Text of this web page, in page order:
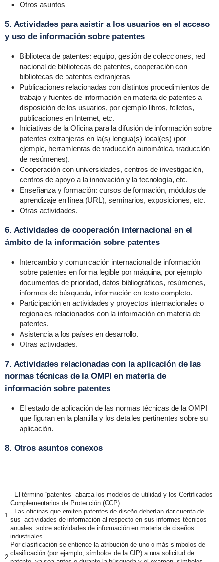
Otros asuntos.
5. Actividades para asistir a los usuarios en el acceso
y uso de información sobre patentes
Biblioteca de patentes: equipo, gestión de colecciones, red
nacional de bibliotecas de patentes, cooperación con
bibliotecas de patentes extranjeras.
Publicaciones relacionadas con distintos procedimientos de
trabajo y fuentes de información en materia de patentes a
disposición de los usuarios, por ejemplo libros, folletos,
publicaciones en Internet, etc.
Iniciativas de la Oficina para la difusión de información sobre
patentes extranjeras en la(s) lengua(s) local(es) (por
ejemplo, herramientas de traducción automática, traducción
de resúmenes).
Cooperación con universidades, centros de investigación,
centros de apoyo a la innovación y la tecnología, etc.
Enseñanza y formación: cursos de formación, módulos de
aprendizaje en línea (URL), seminarios, exposiciones, etc.
Otras actividades.
6. Actividades de cooperación internacional en el
ámbito de la información sobre patentes
Intercambio y comunicación internacional de información
sobre patentes en forma legible por máquina, por ejemplo
documentos de prioridad, datos bibliográficos, resúmenes,
informes de búsqueda, información en texto completo.
Participación en actividades y proyectos internacionales o
regionales relacionados con la información en materia de
patentes.
Asistencia a los países en desarrollo.
Otras actividades.
7. Actividades relacionadas con la aplicación de las
normas técnicas de la OMPI en materia de
información sobre patentes
El estado de aplicación de las normas técnicas de la OMPI
que figuran en la plantilla y los detalles pertinentes sobre su
aplicación.
8. Otros asuntos conexos
1.
- El término “patentes” abarca los modelos de utilidad y los Certificados
Complementarios de Protección (CCP).
- Las oficinas que emiten patentes de diseño deberían dar cuenta de
sus actividades de información al respecto en sus informes técnicos
anuales sobre actividades de información en materia de diseños
industriales.
2.
Por clasificación se entiende la atribución de uno o más símbolos de
clasificación (por ejemplo, símbolos de la CIP) a una solicitud de